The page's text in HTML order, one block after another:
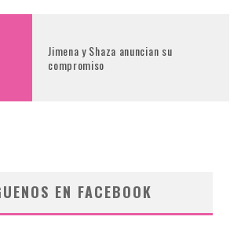
Jimena y Shaza anuncian su
compromiso
EN FACEBOOK